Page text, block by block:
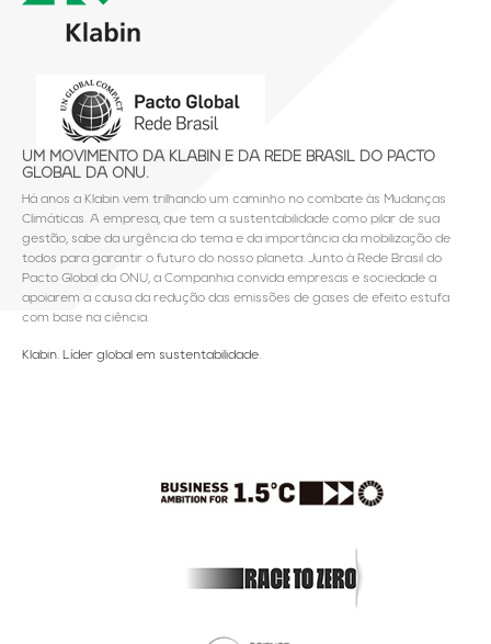
UM MOVIMENTO DA KLABIN E DA REDE BRASIL DO PACTO
GLOBAL DA ONU.
Há anos a Klabin vem trilhando um caminho no combate às Mudanças
Climáticas. A empresa, que tem a sustentabilidade como pilar de sua
gestão, sabe da urgência do tema e da importância da mobilização de
todos para garantir o futuro do nosso planeta. Junto à Rede Brasil do
Pacto Global da ONU, a Companhia convida empresas e sociedade a
apoiarem a causa da redução das emissões de gases de efeito estufa
com base na ciência.
Klabin. Líder global em sustentabilidade.